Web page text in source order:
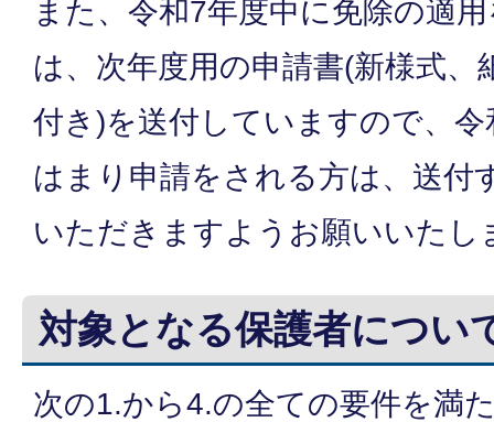
また、令和7年度中に免除の適
は、次年度用の申請書(新様式、
付き)を送付していますので、
はまり申請をされる方は、送付
いただきますようお願いいたし
対象となる保護者につい
次の1.から4.の全ての要件を満